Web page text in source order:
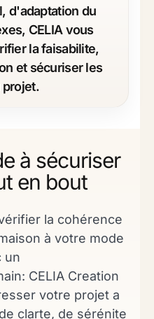
d'adaptation du
CELIA vous
la faisabilite,
et sécuriser les
projet.
à sécuriser
en bout
la cohérence
à votre mode
un
CELIA Creation
votre projet a
clarte, de sérénite